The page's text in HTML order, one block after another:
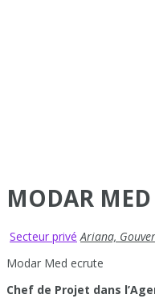
MODAR MED
Secteur privé Ariana,
Modar Med ecrute
Chef de Projet dans